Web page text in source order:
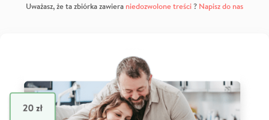
Uważasz, że ta zbiórka zawiera niedozwolone treści? Napisz do nas